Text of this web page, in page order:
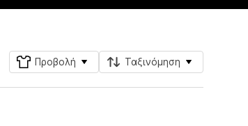
Προβολή Ταξινόμηση